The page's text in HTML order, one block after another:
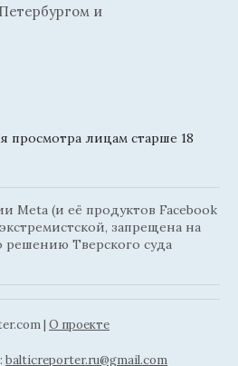
и
просмотра лицам старше 18
Meta (и её продуктов Facebook
запрещена на
Тверского суда
| О проекте
balticreporter.ru@gmail.com